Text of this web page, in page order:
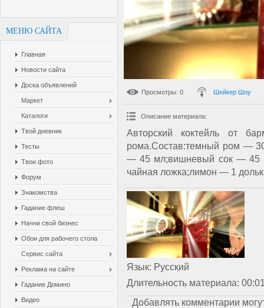
МЕНЮ САЙТА
Главная
Новости сайта
Доска объявлений
Маркет
Каталоги
Твой дневник
Тесты
Твои фото
Форум
Знакомства
Гадание флеш
Начни свой бизнес
Обои для рабочего стола
Сервис сайта
Реклама на сайте
Гадание Домино
Видео
Просмотры: 0 Шейкер Шоу
Описание материала:
Авторский коктейль от
рома.Состав:темный ром —
— 45 мл;вишневый сок — 45
чайная ложка;лимон — 1
Язык: Русский
Длительность материала:
Добавлять комментарии